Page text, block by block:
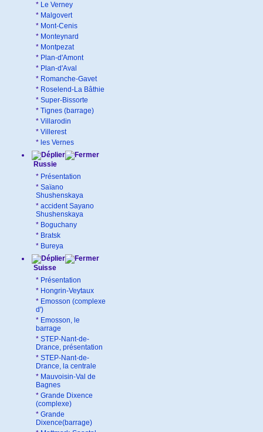
* Le Verney
* Malgovert
* Mont-Cenis
* Monteynard
* Montpezat
* Plan-d'Amont
* Plan-d'Aval
* Romanche-Gavet
* Roselend-La Bâthie
* Super-Bissorte
* Tignes (barrage)
* Villarodin
* Villerest
* les Vernes
Russie
* Présentation
* Saïano
Shushenskaya
* accident Sayano
Shushenskaya
* Boguchany
* Bratsk
* Bureya
Suisse
* Présentation
* Hongrin-Veytaux
* Emosson (complexe
d')
* Emosson, le
barrage
* STEP-Nant-de-
Drance, présentation
* STEP-Nant-de-
Drance, la centrale
* Mauvoisin-Val de
Bagnes
* Grande Dixence
(complexe)
* Grande
Dixence(barrage)